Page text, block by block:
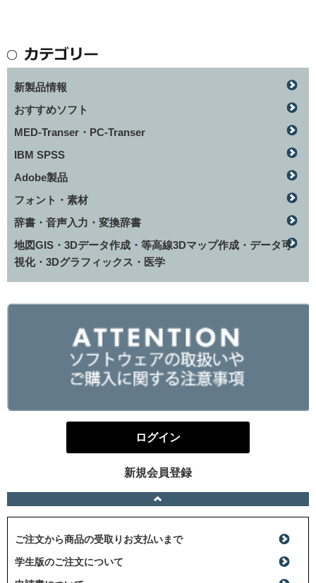
新製品情報
おすすめソフト
MED-Transer・PC-Transer
IBM SPSS
Adobe製品
フォント・素材
辞書・音声入力・変換辞書
地図GIS・3Dデータ作成・等高線3Dマップ作成・データ可
視化・3Dグラフィックス・医学
ログイン
新規会員登録
ご注文から商品の受取りお支払いまで
学生版のご注文について